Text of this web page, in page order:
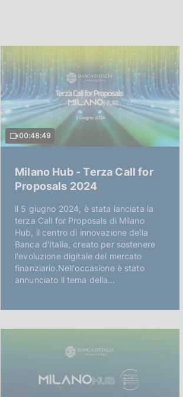
00:48:49
Milano Hub - Terza Call for
Proposals 2024
ll 5 giugno 2024, è stata lanciata la
terza Call for Proposals di Milano
Hub, il centro di innovazione della
Banca d'Italia, creato per sostenere
l'evoluzione digitale del mercato
finanziario.Nell'occasione è stato
annunciato il tema della…